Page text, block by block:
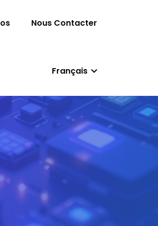
Nous Contacter
Français